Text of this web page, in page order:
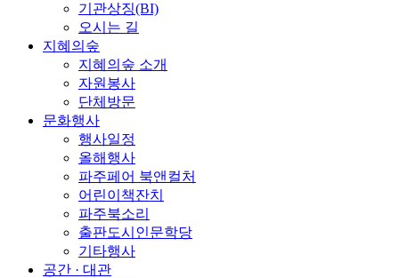
기관상징(BI)
오시는 길
지혜의숲
지혜의숲 소개
자원봉사
단체방문
문화행사
행사일정
올해행사
파주페어 북앤컬처
어린이책잔치
파주북소리
출판도시인문학당
기타행사
공간 · 대관